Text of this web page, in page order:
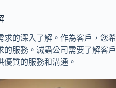
求的深入了解。作為客戶，您希
的服務。滅蟲公司需要了解客戶
優質的服務和溝通。